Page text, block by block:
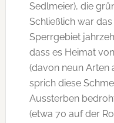
Sedlmeier), die
Schließlich war
Sperrgebiet
dass es Heimat
(davon neun Arten
sprich diese
Aussterben
(etwa 70 auf der